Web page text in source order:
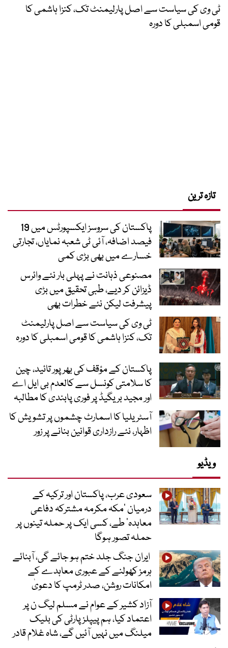
ٹی وی کی سیاست سے اصل پارلیمنٹ تک، کنزا ہاشمی کا
قومی اسمبلی کا دورہ
تازہ ترین
پاکستان کی سروسز ایکسپورٹس میں 19
فیصد اضافہ، آئی ٹی شعبہ نمایاں، تجارتی
خسارے میں بھی بڑی کمی
مصنوعی ذہانت نے پہلی بار نئے وائرس
ڈیزائن کر دیے، طبی تحقیق میں بڑی
پیشرفت لیکن نئے خطرات بھی
ٹی وی کی سیاست سے اصل پارلیمنٹ
تک، کنزا ہاشمی کا قومی اسمبلی کا دورہ
پاکستان کے مؤقف کی بھرپور تائید، چین
کا سلامتی کونسل سے کالعدم بی ایل اے
اور مجید بریگیڈ پر فوری پابندی کا مطالبہ
آسٹریلیا کا اسمارٹ چشموں پر تشویش کا
اظہار، نئے رازداری قوانین بنانے پر زور
ویڈیو
سعودی عرب، پاکستان اور ترکیہ کے
درمیان ’مکہ مکرمہ مشترکہ دفاعی
معاہدہ‘ طے، کسی ایک پر حملہ تینوں پر
حملہ تصور ہوگا
ایران جنگ جلد ختم ہو جائے گی، آبنائے
ہرمز کھولنے کے عبوری معاہدے کے
امکانات روشن، صدر ٹرمپ کا دعویٰ
آزاد کشیر کے عوام نے مسلم لیگ ن پر
اعتماد کیا، ہم پیپلز پارٹی کی بلیک
میلنگ میں نہیں آئیں گے، شاہ غلام قادر